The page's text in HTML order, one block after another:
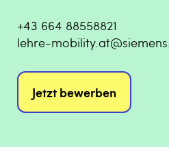
+43 664 88558821
lehre-
Jetzt bewerben